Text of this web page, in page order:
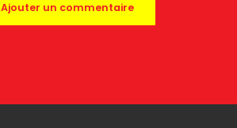
Ajouter un commentaire